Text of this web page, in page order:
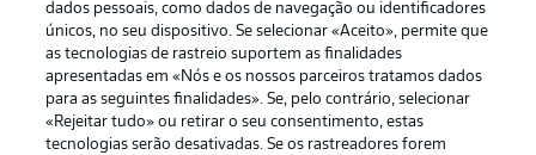
Publicidade Avisos legais
dados pessoais, como dados de navegação ou identificadores
únicos, no seu dispositivo. Se selecionar «Aceito», permite que
as tecnologias de rastreio suportem as finalidades
apresentadas em «Nós e os nossos parceiros tratamos dados
para as seguintes finalidades». Se, pelo contrário, selecionar
«Rejeitar tudo» ou retirar o seu consentimento, estas
tecnologias serão desativadas. Se os rastreadores forem